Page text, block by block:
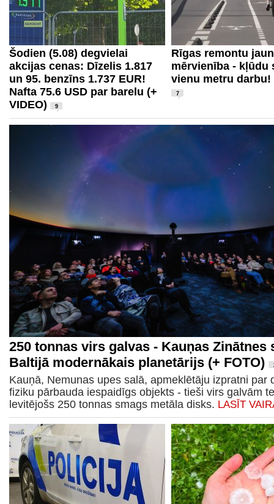
Šodien (5.08) degvielai
akcijas cenas: Dīzelis 1.817
un 95. benzīns 1.737 EUR!
Nafta 75.6 USD par barelu (+
VIDEO)
9
Rīgas remontu
mērvienība - kļūdu
vienu metru darbu!
7
250 tonnas virs galvas - Kauņas Zinātnes
Baltijā modernākais planetārijs (+ FOTO)
Kauņā, Nemunas upes salā, apmeklētāju izpratni par
fiziku pārbauda iespaidīgs objekts - tieši virs galvām
levitējošs 250 tonnas smags metāla disks. LASĪT